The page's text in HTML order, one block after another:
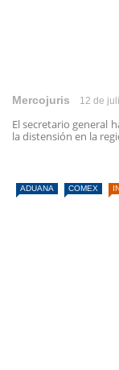
Mercojuris 12 de
El secretario general
la distensión en la
ADUANA COMEX